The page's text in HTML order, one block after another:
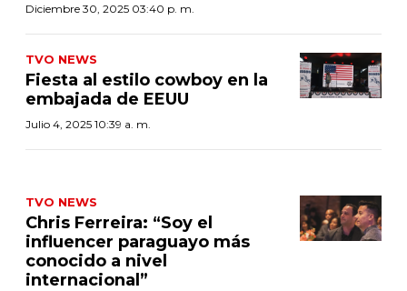
Diciembre 30, 2025 03:40 p. m.
TVO NEWS
Fiesta al estilo cowboy en la
embajada de EEUU
Julio 4, 2025 10:39 a. m.
TVO NEWS
Chris Ferreira: “Soy el
influencer paraguayo más
conocido a nivel
internacional”